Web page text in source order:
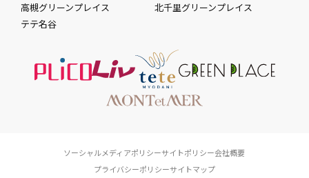
高槻グリーンプレイス
北千里グリーンプレイス
テテ名谷
ソーシャルメディアポリシーサイトポリシー会社概要
プライバシーポリシーサイトマップ